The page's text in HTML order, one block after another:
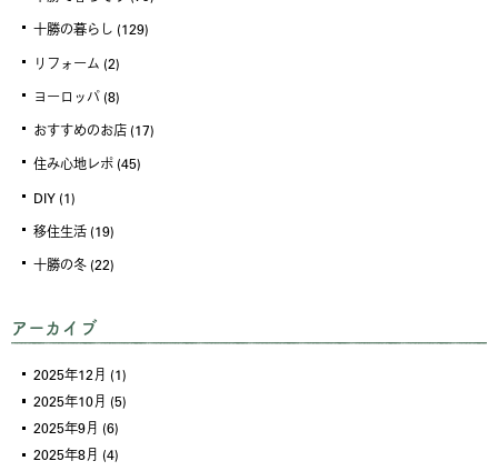
十勝の暮らし (129)
リフォーム (2)
ヨーロッパ (8)
おすすめのお店 (17)
住み心地レポ (45)
DIY (1)
移住生活 (19)
十勝の冬 (22)
アーカイブ
2025年12月 (1)
2025年10月 (5)
2025年9月 (6)
2025年8月 (4)